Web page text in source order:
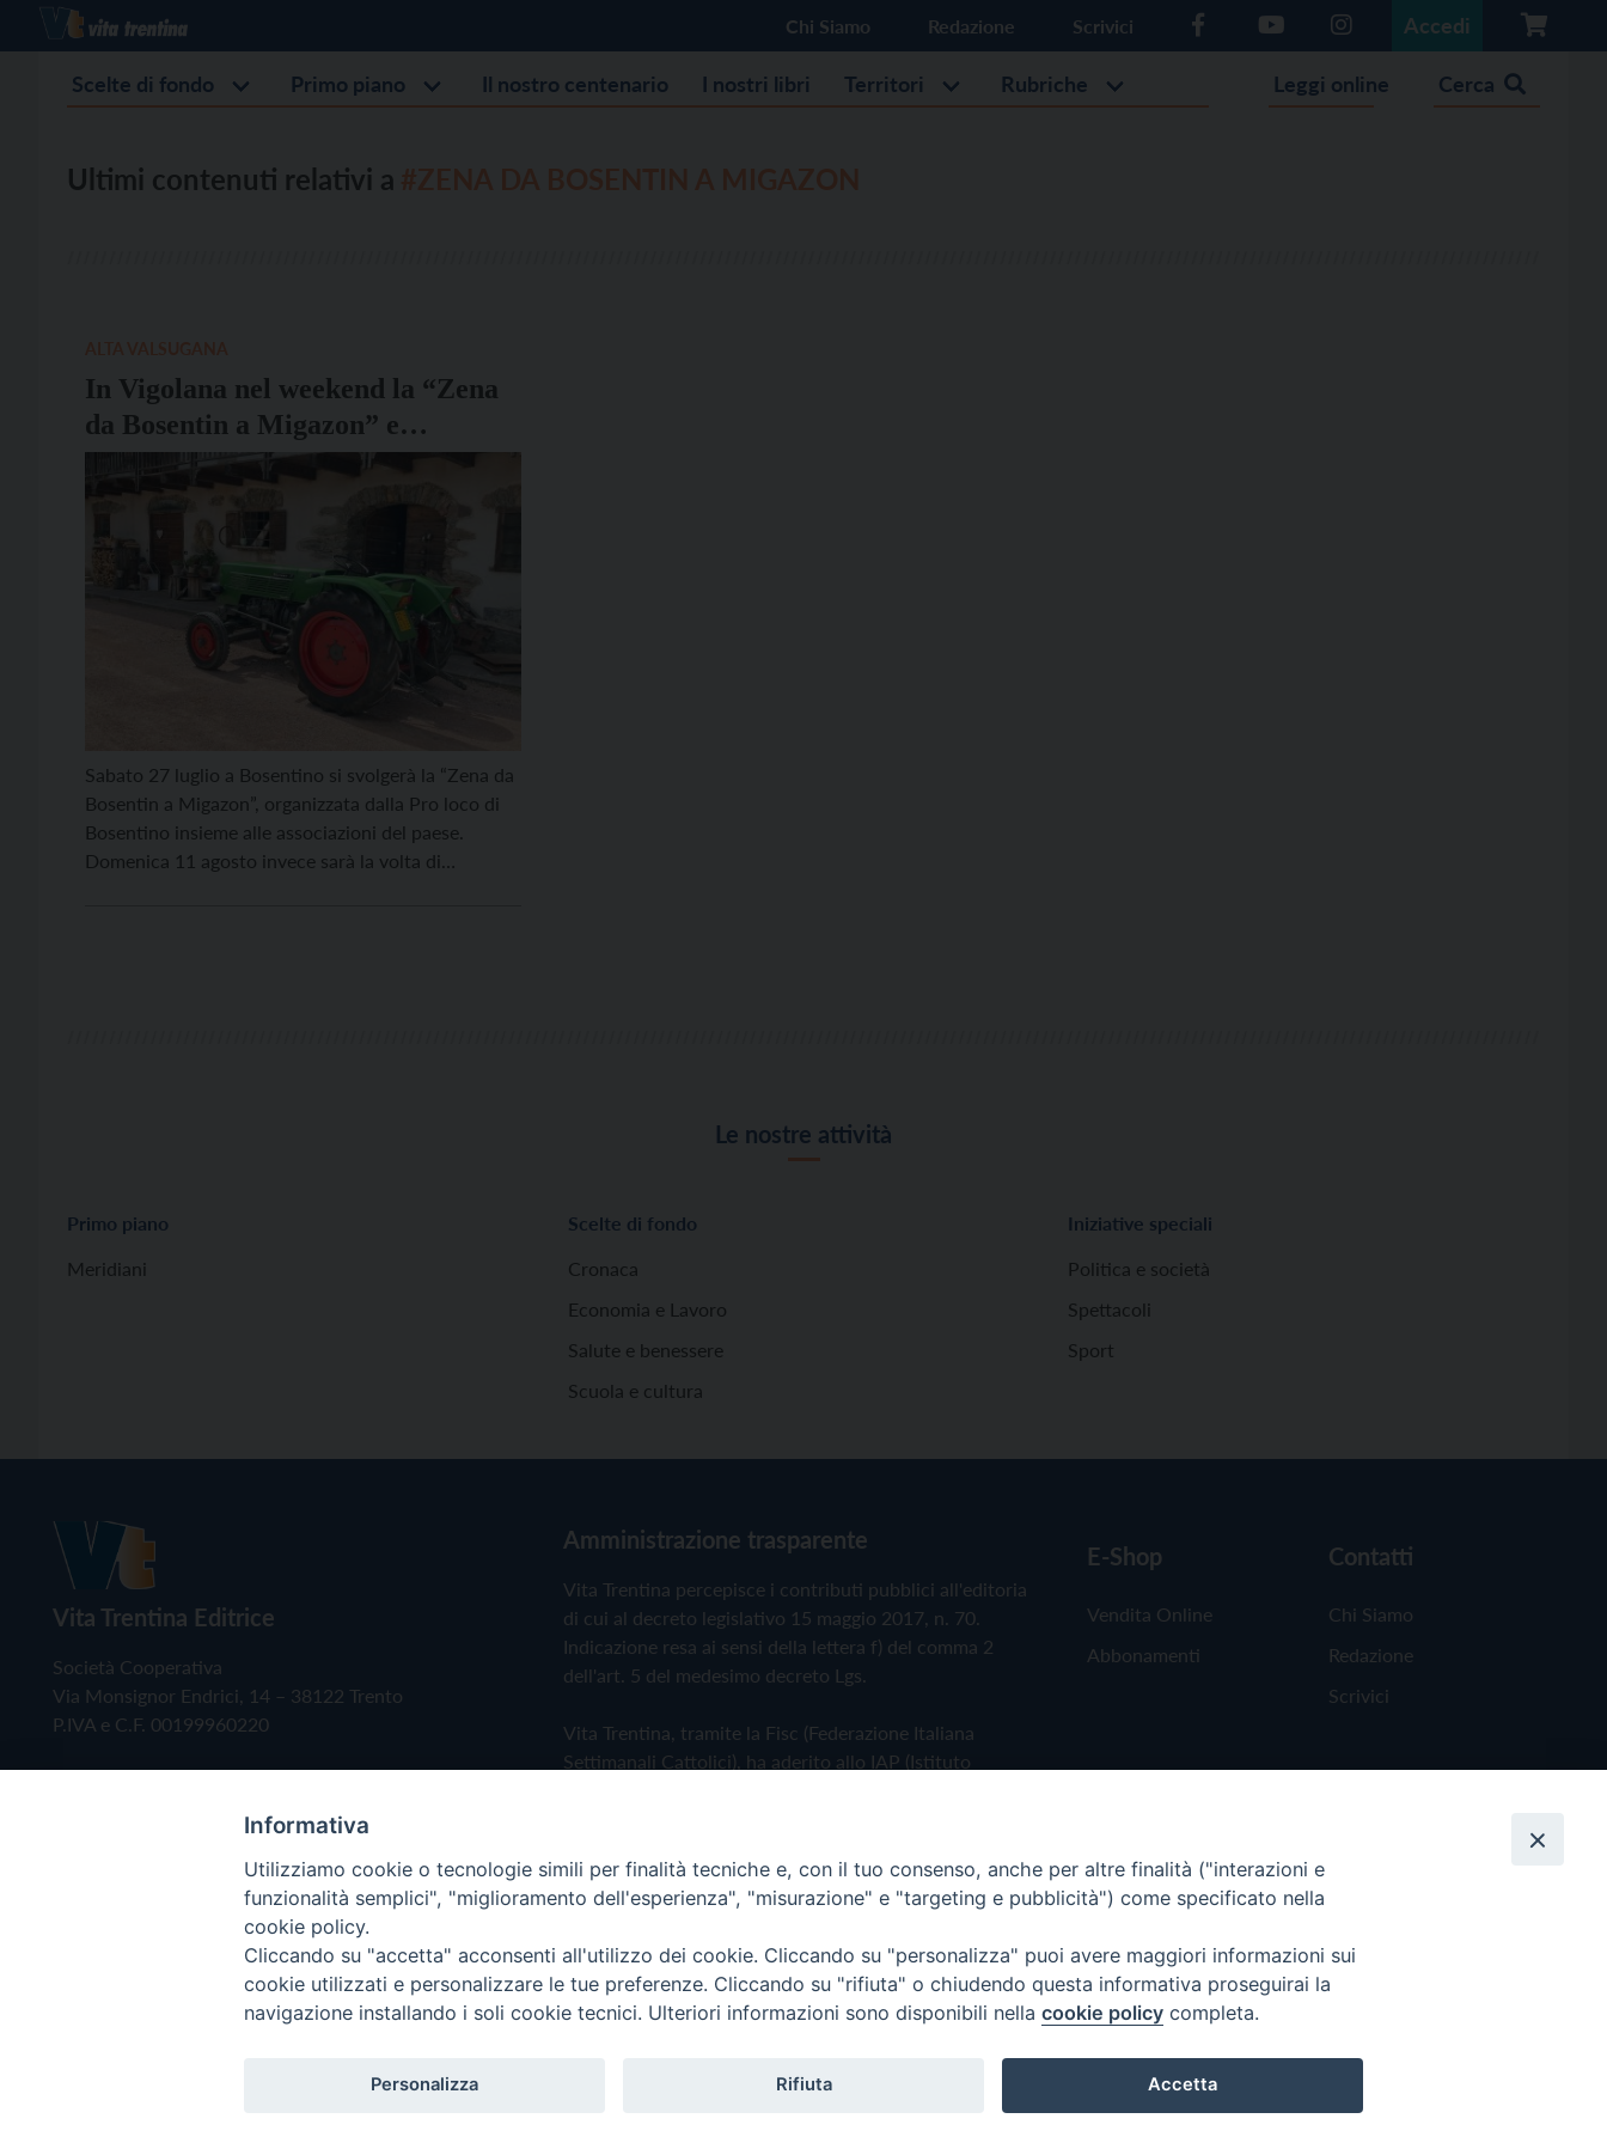
Chi Siamo Redazione Scrivici Accedi
Scelte di fondo Primo piano Il nostro centenario I nostri libri Territori Rubriche Leggi online Cerca
Ultimi contenuti relativi a
In Vigolana nel weekend la “Zena
da Bosentin a Migazon” e
“Agrivigolana”
Sabato 27 luglio a Bosentino si svolgerà la “Zena da
Bosentin a Migazon”, organizzata dalla Pro loco di
Bosentino insieme alle associazioni del paese.
Domenica 11 agosto invece sarà la volta di
Le nostre attività
Primo piano
Meridiani
Scelte di fondo
Cronaca
Economia e Lavoro
Salute e benessere
Scuola e cultura
Iniziative speciali
Politica e società
Spettacoli
Sport
Vita Trentina Editrice
Società Cooperativa
Via Monsignor Endrici, 14 – 38122 Trento
P.IVA e C.F. 00199960220
Amministrazione trasparente
Vita Trentina percepisce i contributi pubblici all'editoria
di cui al decreto legislativo 15 maggio 2017, n. 70.
Indicazione resa ai sensi della lettera f) del comma 2
dell'art. 5 del medesimo decreto Lgs.
Vita Trentina, tramite la Fisc (Federazione Italiana
Settimanali Cattolici), ha aderito allo IAP (Istituto
Privacy Policy Cookie Policy
E-Shop
Vendita Online
Abbonamenti
Contatti
Chi Siamo
Redazione
Scrivici
Copyright © 2019 - Tutti i diritti riservati - Vita Trentina Editrice
Informativa
Utilizziamo cookie o tecnologie simili per finalità tecniche e, con il tuo consenso, anche per altre finalità ("interazioni e
funzionalità semplici", "miglioramento dell'esperienza", "misurazione" e "targeting e pubblicità") come specificato nella
cookie policy.
Cliccando su "accetta" acconsenti all'utilizzo dei cookie. Cliccando su "personalizza" puoi avere maggiori informazioni sui
cookie utilizzati e personalizzare le tue preferenze. Cliccando su "rifiuta" o chiudendo questa informativa proseguirai la
navigazione installando i soli cookie tecnici. Ulteriori informazioni sono disponibili nella cookie policy completa.
Personalizza Rifiuta Accetta